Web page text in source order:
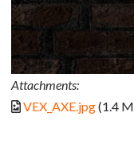
Attachments:
VEX_AXE.jpg(1.4